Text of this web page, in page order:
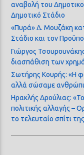
αναβολή του
Δημοτικό Στάδιο
«Πυρά» Δ. Μουζάκη
Στάδιο και τον
Γιώργος
διασπάθιση των
Σωτήρης Κουρής: «Η
αλλά σώσαμε
Ηρακλής Δρούλιας:
πολιτικής αλλαγής –
το τελευταίο σπίτι